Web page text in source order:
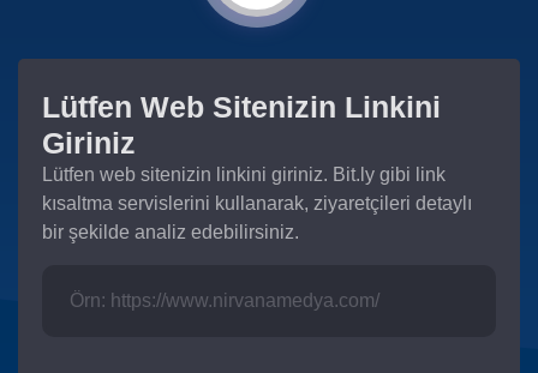
Lütfen Web Sitenizin Linkini
Giriniz
Lütfen web sitenizin linkini giriniz. Bit.ly gibi link
kısaltma servislerini kullanarak, ziyaretçileri detaylı
bir şekilde analiz edebilirsiniz.